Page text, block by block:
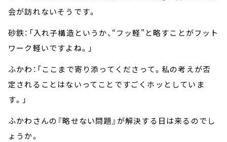
会が訪れないそうです。
砂鉄：「入れ子構造というか、“フッ軽”と略すことがフット
ワーク軽いですよね。」
ふかわ：「ここまで寄り添ってくださって。私の考えが否
定されることはないってことですごくホッとしていま
す。」
ふかわさんの『略せない問題』が解決する日は来るのでし
ょうか。